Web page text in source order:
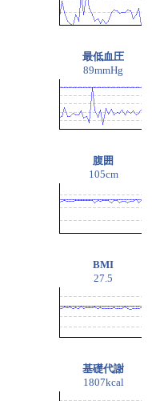
最低血圧
89mmHg
腹囲
105cm
BMI
27.5
基礎代謝
1807kcal